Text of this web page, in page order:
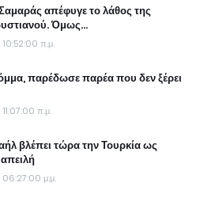
απέφυγε το λάθος της
Όμως...
π.μ.
παρέδωσε παρέα που δεν ξέρει
π.μ.
βλέπει τώρα την Τουρκία ως
μ.μ.